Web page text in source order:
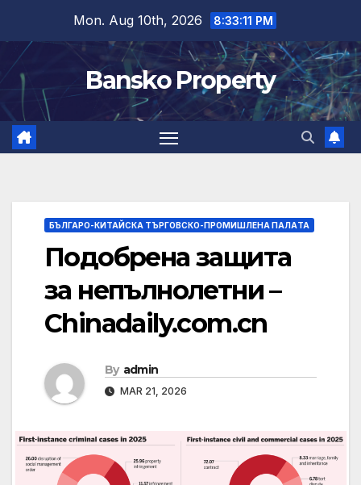
content
Mon. Aug 10th, 2026 8:33:12 PM
Bansko Property
БЪЛГАРО-КИТАЙСКА ТЪРГОВСКО-ПРОМИШЛЕНА ПАЛAТА
Подобрена защита
за непълнолетни –
Chinadaily.com.cn
By admin
MAR 21, 2026